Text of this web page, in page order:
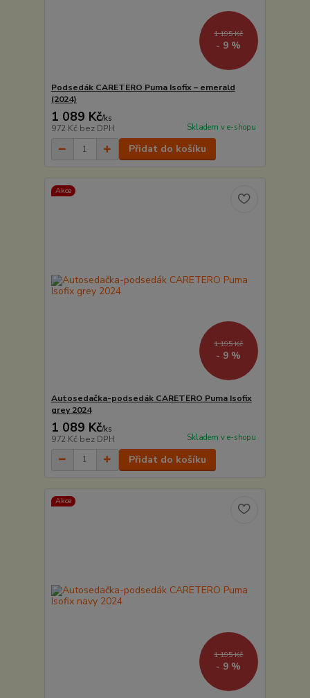
1 195 Kč
- 9 %
Podsedák CARETERO Puma Isofix – emerald
(2024)
1 089 Kč/ks
972 Kč bez DPH Skladem v e-shopu
Přidat do košíku
Akce
1 195 Kč
- 9 %
Autosedačka-podsedák CARETERO Puma Isofix
grey 2024
1 089 Kč/ks
972 Kč bez DPH Skladem v e-shopu
Přidat do košíku
Akce
1 195 Kč
- 9 %